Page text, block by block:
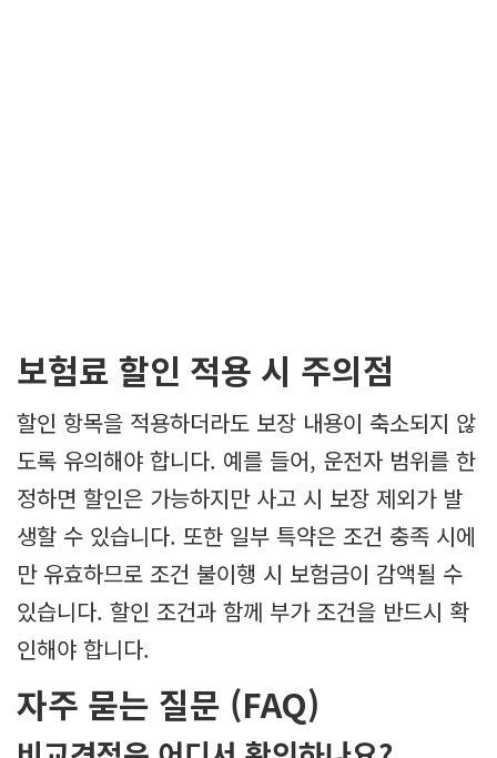
보험료 할인 적용 시 주의점
할인 항목을 적용하더라도 보장 내용이 축소되지 않
도록 유의해야 합니다. 예를 들어, 운전자 범위를 한
정하면 할인은 가능하지만 사고 시 보장 제외가 발
생할 수 있습니다. 또한 일부 특약은 조건 충족 시에
만 유효하므로 조건 불이행 시 보험금이 감액될 수
있습니다. 할인 조건과 함께 부가 조건을 반드시 확
인해야 합니다.
자주 묻는 질문 (FAQ)